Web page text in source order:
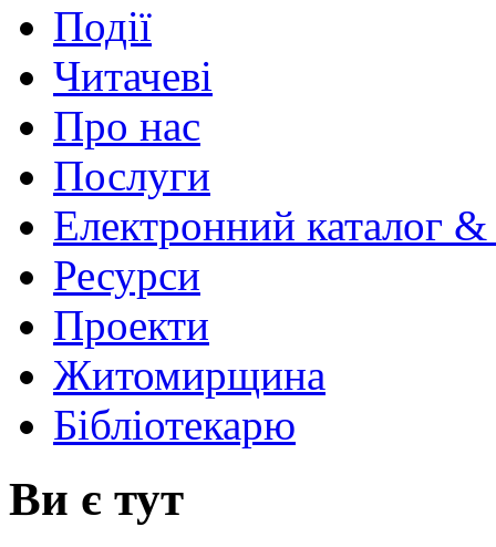
Події
Читачеві
Про нас
Послуги
Електронний каталог
Ресурси
Проекти
Житомирщина
Бібліотекарю
Ви є тут